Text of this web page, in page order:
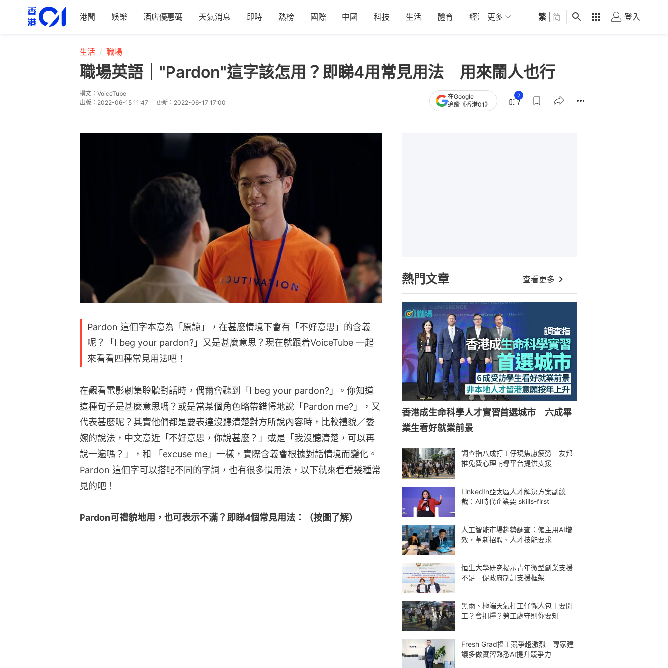
港聞 娛樂 酒店優惠碼 天氣消息 即時 熱榜 國際 中國 科技 生活 體育 經濟 01深圳 觀點 健康 好食玩飛
更多 繁 简 登入
生活 職場
職場英語｜"Pardon"這字該怎用？即睇4用常見用法 用來鬧人也行
撰文： VoiceTube
出版： 2022-06-15 11:47 更新： 2022-06-17 17:00
在Google
追蹤《香港01》
2
Pardon 這個字本意為「原諒」，在甚麼情境下會有「不好意思」的含義
呢？「I beg your pardon?」又是甚麼意思？現在就跟着VoiceTube 一起
來看看四種常見用法吧！
在觀看電影劇集聆聽對話時，偶爾會聽到「I beg your pardon?」。你知道
這種句子是甚麼意思嗎？或是當某個角色略帶錯愕地說「Pardon me?」，又
代表甚麼呢？其實他們都是要表達沒聽清楚對方所說內容時，比較禮貌／委
婉的說法，中文意近「不好意思，你說甚麼？」或是「我沒聽清楚，可以再
說一遍嗎？」，和 「excuse me」一樣，實際含義會根據對話情境而變化。
Pardon 這個字可以搭配不同的字詞，也有很多慣用法，以下就來看看幾種常
見的吧！
Pardon可禮貌地用，也可表示不滿？即睇4個常見用法：（按圖了解）
熱門文章 查看更多
香港成生命科學人才實習首選城市 六成畢
業生看好就業前景
調查指八成打工仔現焦慮疲勞 友邦
推免費心理輔導平台提供支援
LinkedIn亞太區人才解決方案副總
裁：AI時代企業要 skills-first
人工智能市場趨勢調查：僱主用AI增
效，革新招聘、人才技能要求
恒生大學研究揭示青年微型創業支援
不足 促政府制訂支援框架
黑雨、極端天氣打工仔懶人包︱要開
工？會扣糧？勞工處守則你要知
Fresh Grad搵工競爭趨激烈 專家建
議多做實習熟悉AI提升競爭力